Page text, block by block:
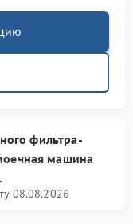
фильтра-
машина
08.08.2026